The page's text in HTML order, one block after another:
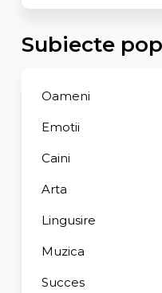
Subiecte
Oameni
Emotii
Caini
Arta
Lingusire
Muzica
Succes